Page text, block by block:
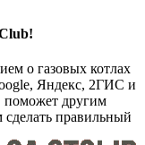
о газовых котлах
Яндекс, 2ГИС и
поможет другим
правильный